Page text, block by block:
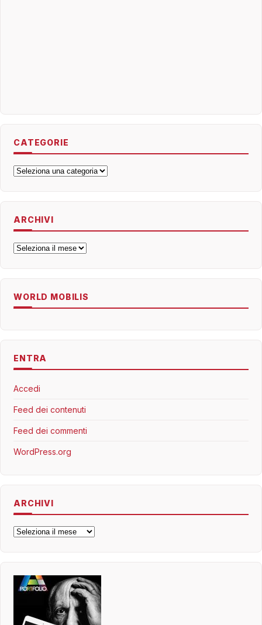
CATEGORIE
Categorie
ARCHIVI
Archivi
WORLD MOBILIS
ENTRA
Accedi
Feed dei contenuti
Feed dei commenti
WordPress.org
ARCHIVI
Archivi